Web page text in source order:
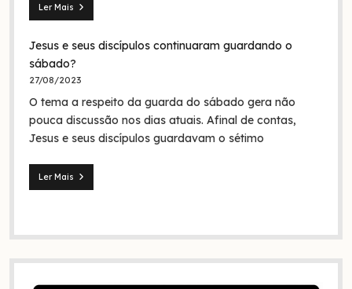
Ler Mais
Seita
nazarenos:
quem
foram
na
Bíblia
na
Jesus e seus discípulos continuaram guardando o
sábado?
27/08/2023
O tema a respeito da guarda do sábado gera não
pouca discussão nos dias atuais. Afinal de contas,
Jesus e seus discípulos guardavam o sétimo
Ler Mais
Jesus